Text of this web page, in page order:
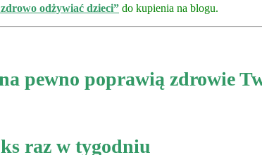
odżywiać dzieci” do kupienia na blogu.
pewno poprawią zdrowie
raz w tygodniu